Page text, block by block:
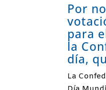
Por
para
la
día,
La